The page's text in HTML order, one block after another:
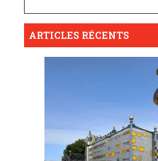
ARTICLES RÉCENTS